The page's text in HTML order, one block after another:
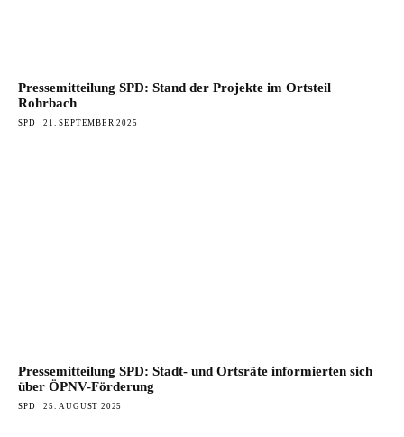
Pressemitteilung SPD: Stand der Projekte im Ortsteil
Rohrbach
SPD 21. SEPTEMBER 2025
Pressemitteilung SPD: Stadt- und Ortsräte informierten sich
über ÖPNV-Förderung
SPD 25. AUGUST 2025